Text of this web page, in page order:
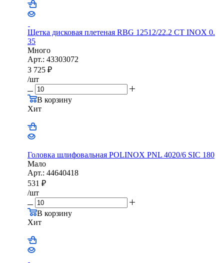
Щетка дисковая плетеная RBG 12512/22.2 CТ INOX 0.
35
Много
Арт.: 43303072
3 725 ₽
/шт
В корзину
Хит
Головка шлифовальная POLINOX PNL 4020/6 SIC 180
Мало
Арт.: 44640418
531 ₽
/шт
В корзину
Хит